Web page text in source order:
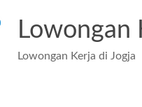
Lowongan
Lowongan Kerja di Jogja